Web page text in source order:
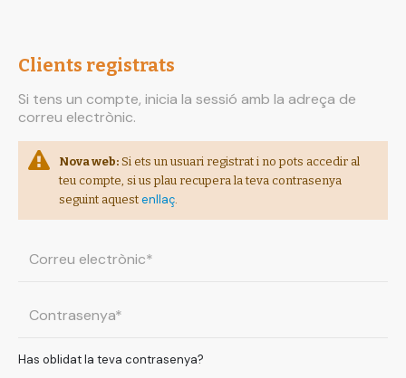
Clients registrats
Si tens un compte, inicia la sessió amb la adreça de
correu electrònic.
Nova web: Si ets un usuari registrat i no pots accedir al
teu compte, si us plau recupera la teva contrasenya
seguint aquest enllaç.
Has oblidat la teva contrasenya?